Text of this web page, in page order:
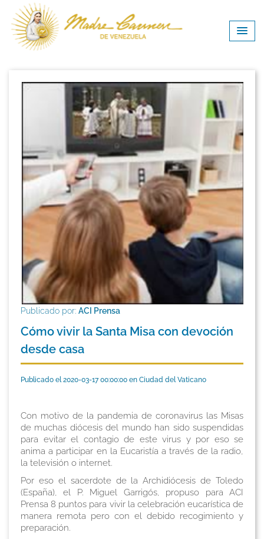
Publicado por: ACI Prensa
Cómo vivir la Santa Misa con devoción
desde casa
Publicado el 2020-03-17 00:00:00 en Ciudad del Vaticano
Con motivo de la pandemia de coronavirus las Misas
de muchas diócesis del mundo han sido suspendidas
para evitar el contagio de este virus y por eso se
anima a participar en la Eucaristía a través de la radio,
la televisión o internet.
Por eso el sacerdote de la Archidiócesis de Toledo
(España), el P. Miguel Garrigós, propuso para ACI
Prensa 8 puntos para vivir la celebración eucarística de
manera remota pero con el debido recogimiento y
preparación.